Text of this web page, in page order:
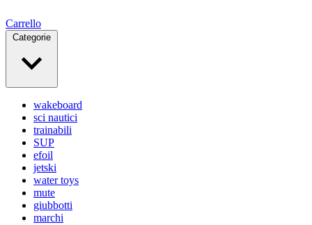
Carrello
Categorie
wakeboard
sci nautici
trainabili
SUP
efoil
jetski
water toys
mute
giubbotti
marchi